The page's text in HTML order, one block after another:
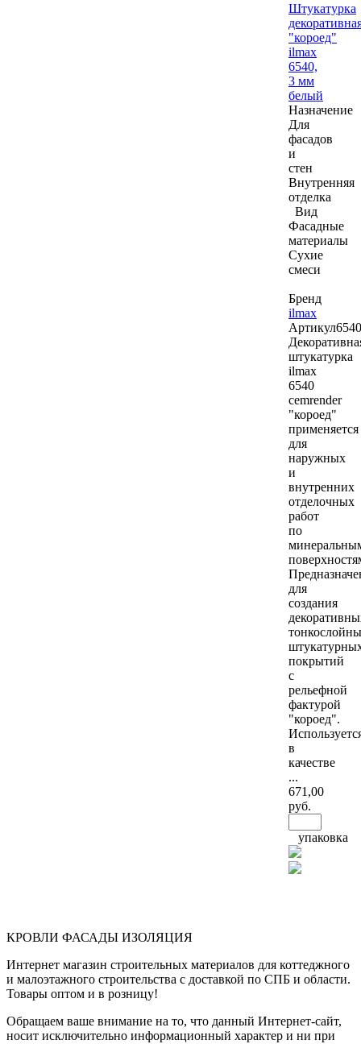
Штукатурка
"короед"
ilmax
6540,
3 мм
белый
Назначение
Для
фасадов
и
стен
Внутренняя
отделка
Вид
Фасадные
материалы
Сухие
смеси
Бренд
ilmax
Артикул
штукатурка
ilmax
6540
cemrender
"короед"
применяется
для
наружных
и
внутренних
отделочных
работ
по
для
создания
покрытий
с
рельефной
фактурой
"короед".
в
качестве
...
671 ,00
руб.
упаковка
КРОВЛИ ФАСАДЫ ИЗОЛЯЦИЯ
Интернет магазин строительных материалов для коттеджного
и малоэтажного строительства с доставкой по СПБ и области.
Товары оптом и в розницу!
Обращаем ваше внимание на то, что данный Интернет-сайт,
носит исключительно информационный характер и ни при